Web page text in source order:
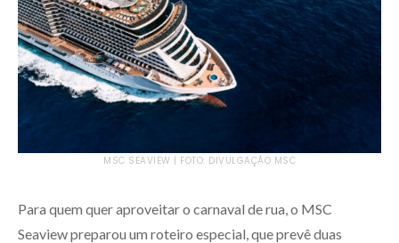
MSC SEAVIEW | FOTO: DIVULGAÇÃO MSC
Para quem quer aproveitar o carnaval de rua, o MSC
Seaview preparou um roteiro especial, que prevê duas